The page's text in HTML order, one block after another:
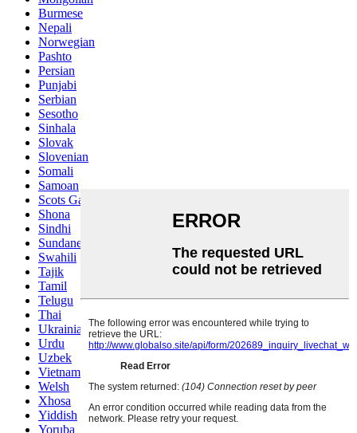
Burmese
Nepali
Norwegian
Pashto
Persian
Punjabi
Serbian
Sesotho
Sinhala
Slovak
Slovenian
Somali
Samoan
Scots Gaelic
Shona
Sindhi
Sundanese
Swahili
Tajik
Tamil
Telugu
Thai
Ukrainian
Urdu
Uzbek
Vietnamese
Welsh
Xhosa
Yiddish
Yoruba